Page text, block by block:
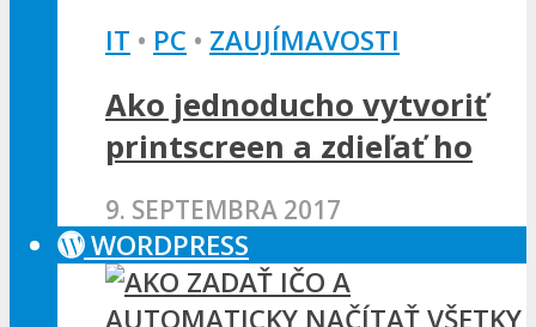
IT • PC • ZAUJÍMAVOSTI
Ako jednoducho vytvoriť
printscreen a zdieľať ho
9. SEPTEMBRA 2017
WORDPRESS